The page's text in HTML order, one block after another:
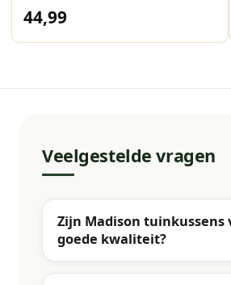
44,99
Veelgestelde vragen
Zijn Madison tuinkussens
goede kwaliteit?